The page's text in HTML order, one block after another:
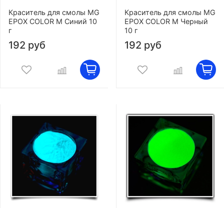
Краситель для смолы MG
EPOX COLOR M Синий 10
г
192 руб
Краситель для смолы MG
EPOX COLOR M Черный
10 г
192 руб